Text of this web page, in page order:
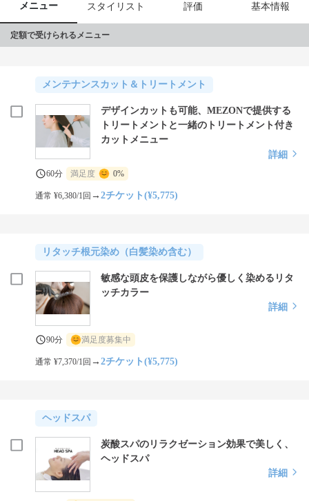
メニュー スタイリスト 評価 基本情報
定額で受けられるメニュー
メンテナンスカット＆トリートメント
デザインカットも可能、MEZONで提供する
トリートメントと一緒のトリートメント付き
カットメニュー
詳細
60分 満足度 0%
通常 ¥6,380/1回 →2チケット(¥5,775)
リタッチ根元染め（白髪染め含む）
敏感な頭皮を保護しながら優しく染めるリタ
ッチカラー
詳細
90分 満足度募集中
通常 ¥7,370/1回 →2チケット(¥5,775)
ヘッドスパ
炭酸スパのリラクゼーション効果で美しく、
ヘッドスパ
詳細